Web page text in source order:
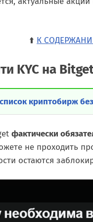
⬆️ К
KYC на
криптобирж без
фактически
не проходить
остаются